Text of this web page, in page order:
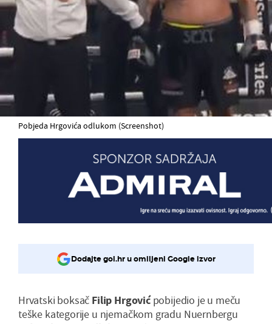
Pobjeda Hrgovića odlukom (Screenshot)
Dodajte gol.hr u omiljeni Google izvor
Hrvatski boksač Filip Hrgovićpobijedio je u meču
teške kategorije u njemačkom gradu Nuernbergu